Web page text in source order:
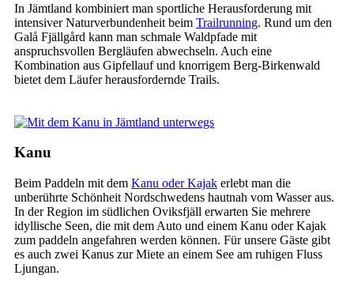
In Jämtland kombiniert man sportliche Herausforderung mit
intensiver Naturverbundenheit beim Trailrunning. Rund um den
Galå Fjällgård kann man schmale Waldpfade mit
anspruchsvollen Bergläufen abwechseln. Auch eine
Kombination aus Gipfellauf und knorrigem Berg-Birkenwald
bietet dem Läufer herausfordernde Trails.
Kanu
Beim Paddeln mit dem Kanu oder Kajak erlebt man die
unberührte Schönheit Nordschwedens hautnah vom Wasser aus.
In der Region im südlichen Oviksfjäll erwarten Sie mehrere
idyllische Seen, die mit dem Auto und einem Kanu oder Kajak
zum paddeln angefahren werden können. Für unsere Gäste gibt
es auch zwei Kanus zur Miete an einem See am ruhigen Fluss
Ljungan.